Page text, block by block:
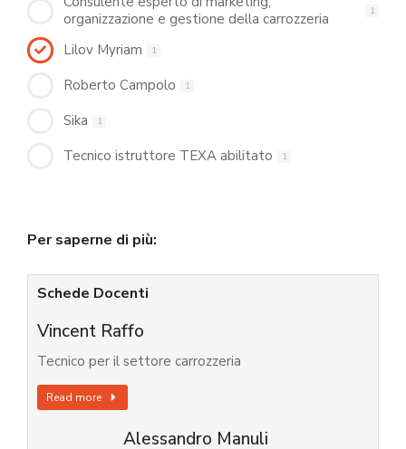
organizzazione e gestione della carrozzeria
1
Lilov Myriam 1
Roberto Campolo 1
Sika 1
Tecnico istruttore TEXA abilitato 1
Per saperne di più:
Schede Docenti
Vincent Raffo
Tecnico per il settore carrozzeria
Read more
Alessandro Manuli